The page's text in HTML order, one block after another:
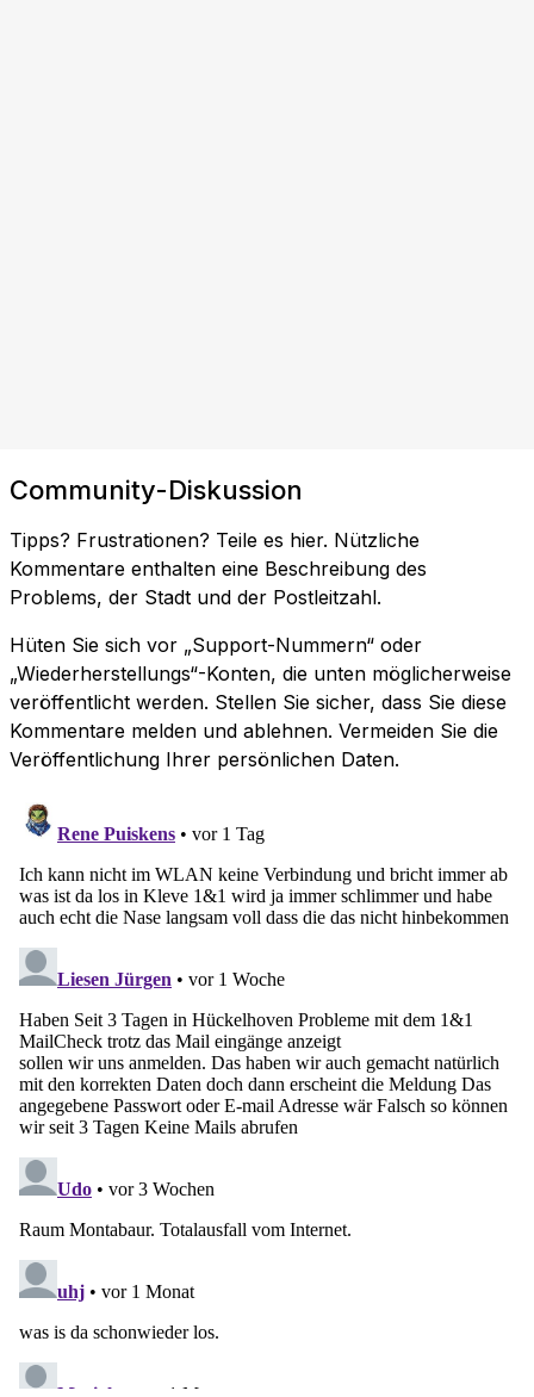
Community-Diskussion
Tipps? Frustrationen? Teile es hier. Nützliche
Kommentare enthalten eine Beschreibung des
Problems, der Stadt und der Postleitzahl.
Hüten Sie sich vor „Support-Nummern“ oder
„Wiederherstellungs“-Konten, die unten möglicherweise
veröffentlicht werden. Stellen Sie sicher, dass Sie diese
Kommentare melden und ablehnen. Vermeiden Sie die
Veröffentlichung Ihrer persönlichen Daten.